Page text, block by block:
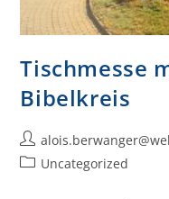
Tischmesse
Bibelkreis
Uncategorized